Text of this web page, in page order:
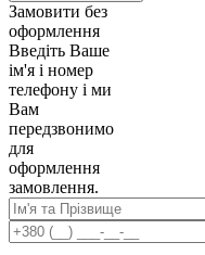
Замовити без
оформлення
Введіть Ваше
ім'я і номер
телефону і ми
Вам
передзвонимо
для
оформлення
замовлення.